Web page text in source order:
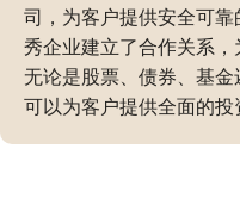
司，为客户提供安全可
秀企业建立了合作关系，
无论是股票、债券、基
可以为客户提供全面的投